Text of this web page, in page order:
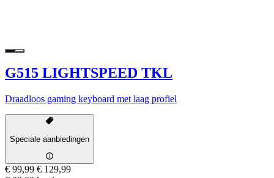
G515 LIGHTSPEED TKL
Draadloos gaming keyboard met laag profiel
Speciale aanbiedingen
€ 99,99 € 129,99